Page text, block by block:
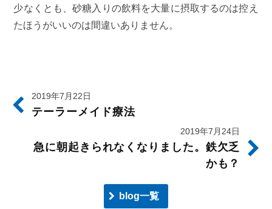
少なくとも、砂糖入りの飲料を大量に摂取するのは控え
たほうがいいのは間違いありません。
2019年7月22日
テーラーメイド療法
2019年7月24日
急に朝起きられなくなりました。鉄欠乏
かも？
blog一覧